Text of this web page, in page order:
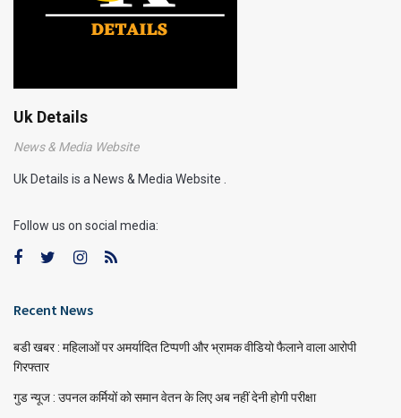
Uk Details
News & Media Website
Uk Details is a News & Media Website .
Follow us on social media:
Recent News
बडी खबर : महिलाओं पर अमर्यादित टिप्पणी और भ्रामक वीडियो फैलाने वाला आरोपी
गिरफ्तार
गुड न्यूज : उपनल कर्मियों को समान वेतन के लिए अब नहीं देनी होगी परीक्षा